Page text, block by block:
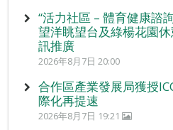
“活力社區 – 體育健康諮
望洋眺望台及綠楊花園
訊推廣
2026年8月7日 20:00
合作區產業發展局獲授
際化再提速
2026年8月7日 19:21